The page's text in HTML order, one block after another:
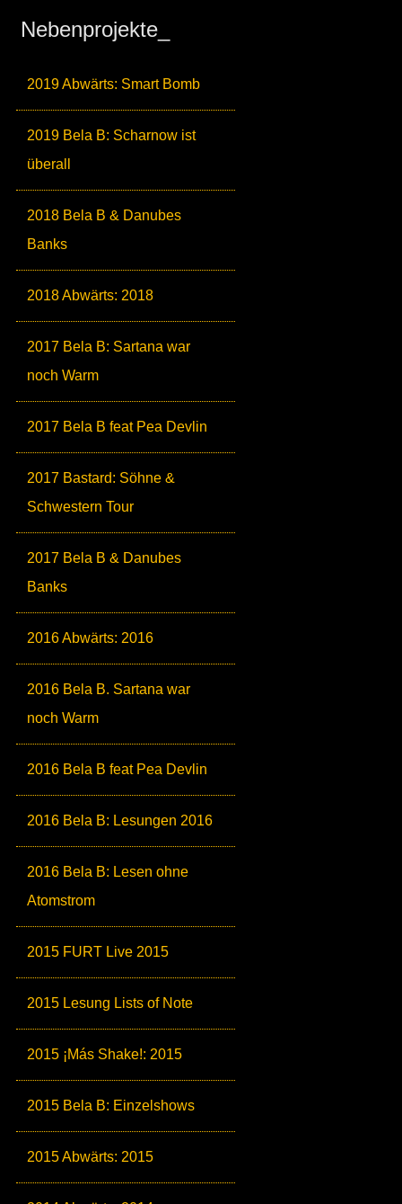
Nebenprojekte_
2019 Abwärts: Smart Bomb
2019 Bela B: Scharnow ist
überall
2018 Bela B & Danubes
Banks
2018 Abwärts: 2018
2017 Bela B: Sartana war
noch Warm
2017 Bela B feat Pea Devlin
2017 Bastard: Söhne &
Schwestern Tour
2017 Bela B & Danubes
Banks
2016 Abwärts: 2016
2016 Bela B. Sartana war
noch Warm
2016 Bela B feat Pea Devlin
2016 Bela B: Lesungen 2016
2016 Bela B: Lesen ohne
Atomstrom
2015 FURT Live 2015
2015 Lesung Lists of Note
2015 ¡Más Shake!: 2015
2015 Bela B: Einzelshows
2015 Abwärts: 2015